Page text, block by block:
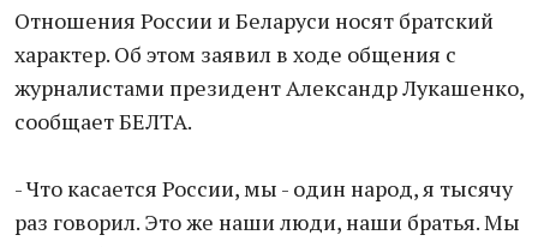
Отношения России и Беларуси носят братский
характер. Об этом заявил в ходе общения с
журналистами президент Александр Лукашенко,
сообщает БЕЛТА.
- Что касается России, мы - один народ, я тысячу
раз говорил. Это же наши люди, наши братья. Мы